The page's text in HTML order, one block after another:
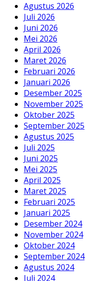
Agustus 2026
Juli 2026
Juni 2026
Mei 2026
April 2026
Maret 2026
Februari 2026
Januari 2026
Desember 2025
November 2025
Oktober 2025
September 2025
Agustus 2025
Juli 2025
Juni 2025
Mei 2025
April 2025
Maret 2025
Februari 2025
Januari 2025
Desember 2024
November 2024
Oktober 2024
September 2024
Agustus 2024
Juli 2024